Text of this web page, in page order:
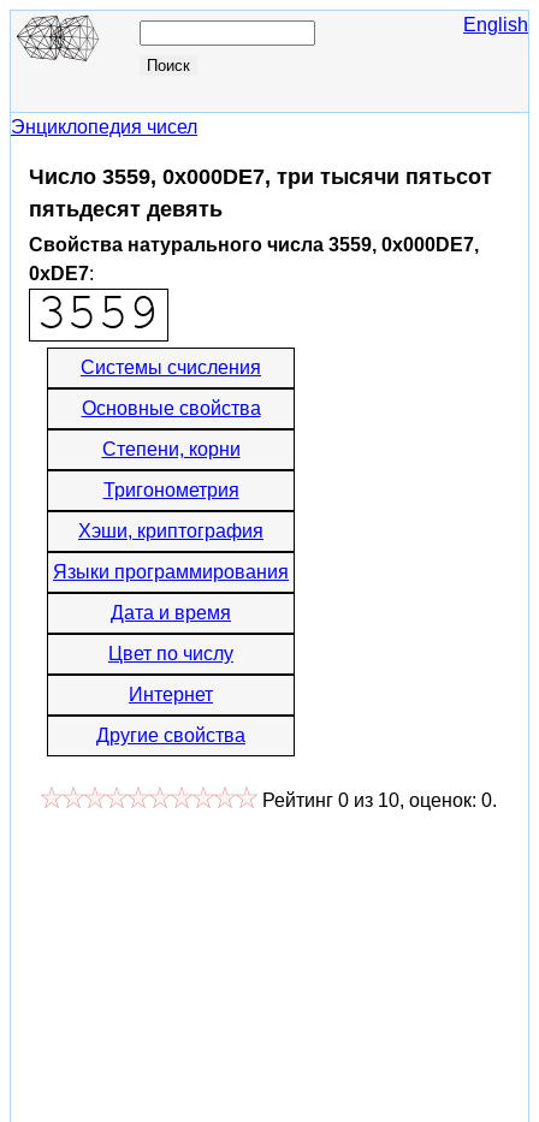
English
Энциклопедия чисел
Число 3559, 0x000DE7, три тысячи пятьсот
пятьдесят девять
Свойства натурального числа 3559, 0x000DE7,
0xDE7:
Системы счисления
Основные свойства
Степени, корни
Тригонометрия
Хэши, криптография
Языки программирования
Дата и время
Цвет по числу
Интернет
Другие свойства
Рейтинг 0 из 10, оценок: 0.